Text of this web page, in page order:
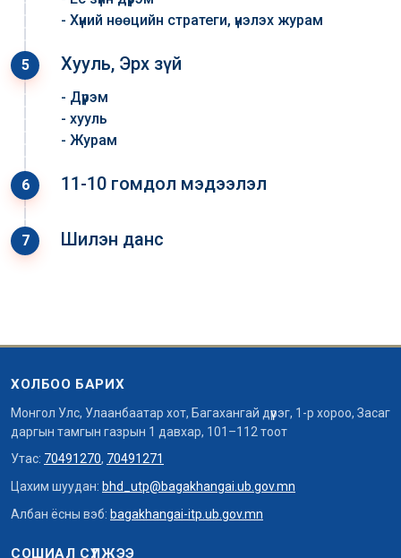
- Хүний нөөцийн стратеги, үнэлэх журам
5 Хууль, Эрх зүй
- Дүрэм
- хууль
- Журам
6 11-10 гомдол мэдээлэл
7 Шилэн данс
ХОЛБОО БАРИХ
Монгол Улс, Улаанбаатар хот, Багахангай дүүрэг, 1-р хороо, Засаг
даргын тамгын газрын 1 давхар, 101–112 тоот
Утас: 70491270, 70491271
Цахим шуудан: bhd_utp@bagakhangai.ub.gov.mn
Албан ёсны вэб: bagakhangai-itp.ub.gov.mn
СОШИАЛ СҮЛЖЭЭ